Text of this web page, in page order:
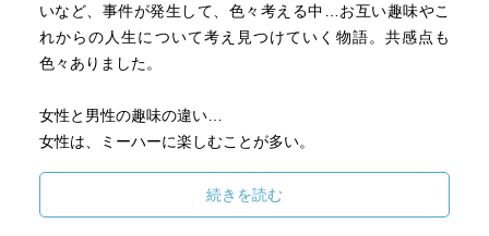
いなど、事件が発生して、色々考える中…お互い趣味やこ
れからの人生について考え見つけていく物語。共感点も
色々ありました。
女性と男性の趣味の違い…
女性は、ミーハーに楽しむことが多い。
続きを読む